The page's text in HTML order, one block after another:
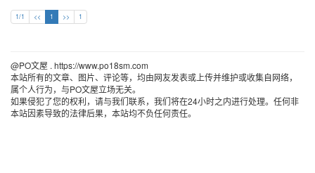
1/1 << 1 >> 1
@PO文屋 . https://www.po18sm.com
本站所有的文章、图片、评论等，均由网友发表或上传并维护或收集自网络，
属个人行为，与PO文屋立场无关。
如果侵犯了您的权利，请与我们联系，我们将在24小时之内进行处理。任何非
本站因素导致的法律后果，本站均不负任何责任。